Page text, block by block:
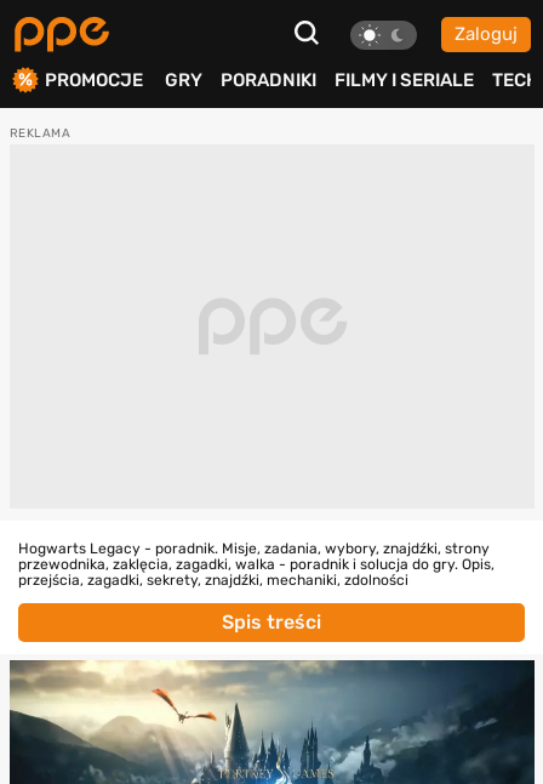
Zaloguj
PROMOCJE GRY PORADNIKI FILMY I SERIALE TECH
Hogwarts Legacy - poradnik. Misje, zadania, wybory, znajdźki, strony
przewodnika, zaklęcia, zagadki, walka - poradnik i solucja do gry. Opis,
przejścia, zagadki, sekrety, znajdźki, mechaniki, zdolności
Spis treści